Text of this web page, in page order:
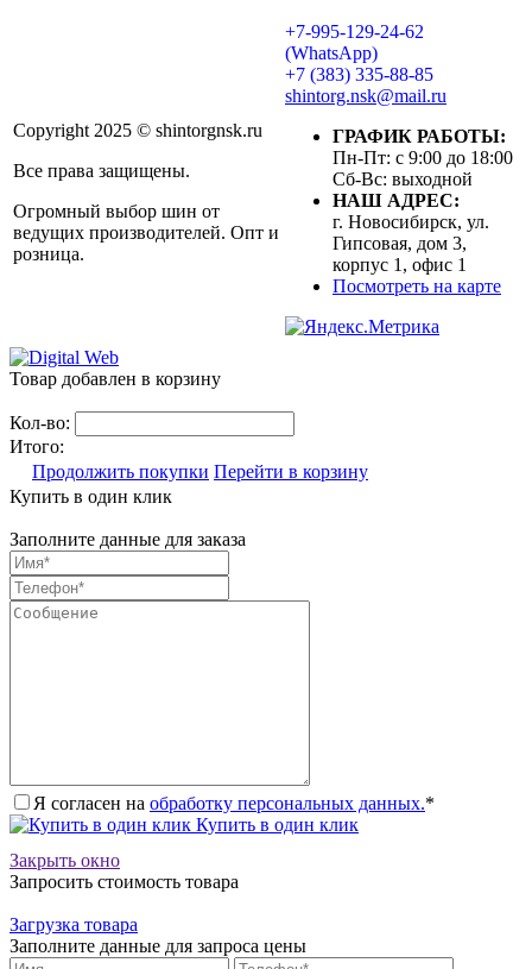
Copyright 2025 © shintorgnsk.ru
Все права защищены.
Огромный выбор шин от
ведущих производителей. Опт и
розница.
+7-995-129-24-62
(WhatsApp)
+7 (383) 335-88-85
shintorg.nsk@mail.ru
ГРАФИК РАБОТЫ:
Пн-Пт: с 9:00 до 18:00
Сб-Вс: выходной
НАШ АДРЕС:
г. Новосибирск, ул.
Гипсовая, дом 3,
корпус 1, офис 1
Посмотреть на карте
Товар добавлен в корзину
Кол-во:
Итого:
Продолжить покупки Перейти в корзину
Купить в один клик
Заполните данные для заказа
Я согласен на обработку персональных данных.*
Купить в один клик
Закрыть окно
Запросить стоимость товара
Загрузка товара
Заполните данные для запроса цены